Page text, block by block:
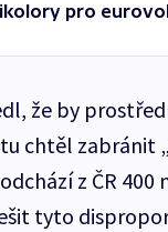
pro
že by
chtěl zabránit
z ČR
tyto